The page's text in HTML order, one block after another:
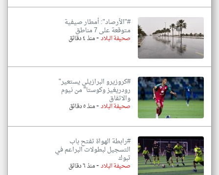
#"الأرصاد": أمطار صيفية
متوقعة على 7 مناطق
صحيفة البلاد-منذ ٤ دقائق
#كروزيرو البرازيلي يستعير"
رودريغيز وكوستا" من نيوم
والاتفاق
صحيفة البلاد-منذ ٥ دقائق
#رابطة الهواة تفتح باب
التسجيل لبطولات البراعم في
تبوك
صحيفة البلاد-منذ ٦ دقائق